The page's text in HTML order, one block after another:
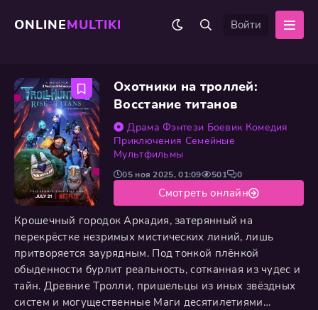
ONLINEMULTIKI Войти
Охотники на троллей:
Восстание титанов
Драма Фэнтези Боевик Комедия
Приключения Семейные
Мультфильмы
Крошечный городок Аркадия, затерянный на
перекрёстке незримых мистических линий, лишь
притворяется заурядным. Под тонкой плёнкой
обыденности бурлит реальность, сотканная из чудес и
тайн. Древние Тролли, пришельцы из иных звёздных
систем и могущественные Маги десятилетиями
05 ноя 2025, 01:09 501 0
Смотреть онлайн